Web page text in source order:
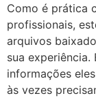
Como é prática
profissionais,
arquivos
sua experiência.
informações
às vezes